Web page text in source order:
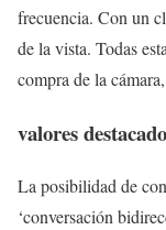
frecuencia. Con un
de la vista. Todas
compra de la cámara,
valores
La posibilidad de
‘conversación